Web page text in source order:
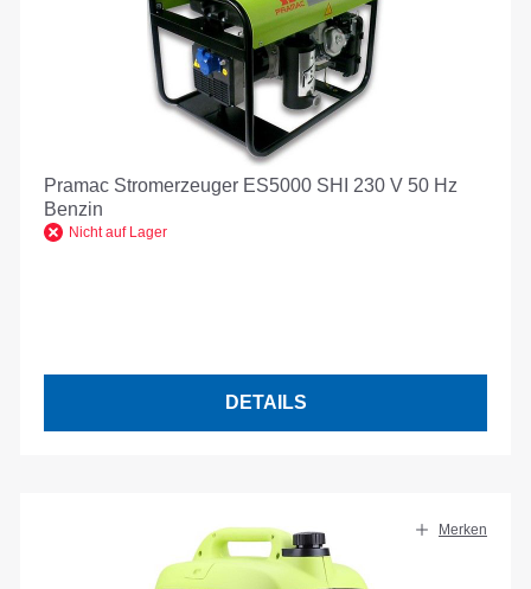
Pramac Stromerzeuger ES5000 SHI 230 V 50 Hz
Benzin
Nicht auf Lager
DETAILS
Merken